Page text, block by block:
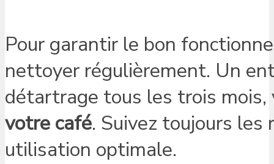
Pour garantir le bon
nettoyer régulièrement. Un
détartrage tous les trois
votre café. Suivez toujours
utilisation optimale.